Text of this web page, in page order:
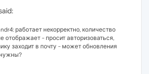
работает некорректно, количество
отображает - просит авторизоваться,
заходит в почту - может обновления